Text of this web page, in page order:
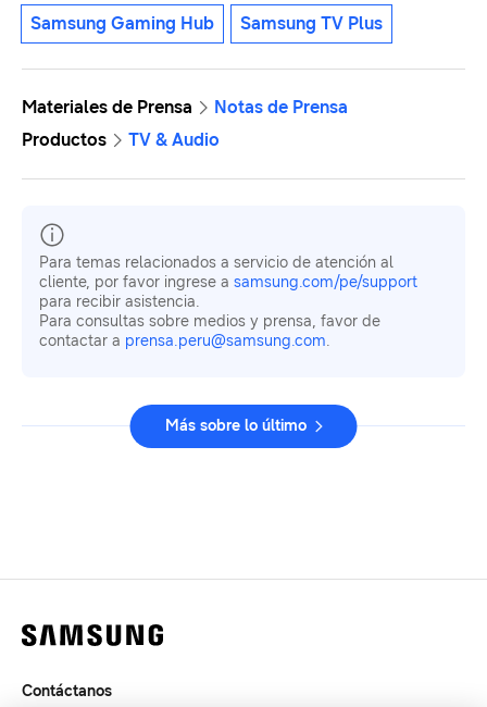
Samsung Gaming Hub Samsung TV Plus
Materiales de Prensa
Notas de Prensa
Productos
TV & Audio
Para temas relacionados a servicio de atención al
cliente, por favor ingrese a samsung.com/pe/support
para recibir asistencia.
Para consultas sobre medios y prensa, favor de
contactar a prensa.peru@samsung.com.
Más sobre lo último
Contáctanos